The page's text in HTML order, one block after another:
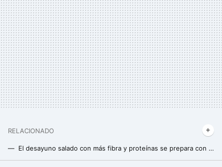
RELACIONADO
El desayuno salado con más fibra y proteínas se prepara con avena y sólo tres ingredientes más en muy poco tiempo